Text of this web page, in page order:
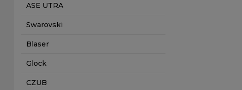
ASE UTRA
Swarovski
Blaser
Glock
CZUB